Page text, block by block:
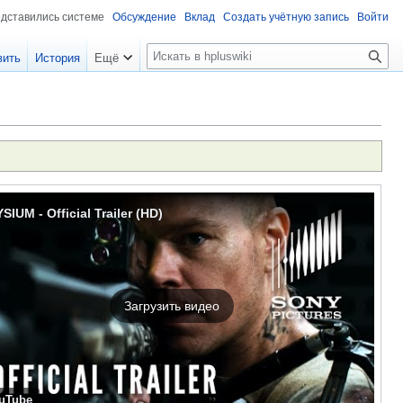
- Official Trailer (HD)
Загрузить видео
системе Обсуждение Вклад Создать учётную запись Войти
История Ещё
П
о
к